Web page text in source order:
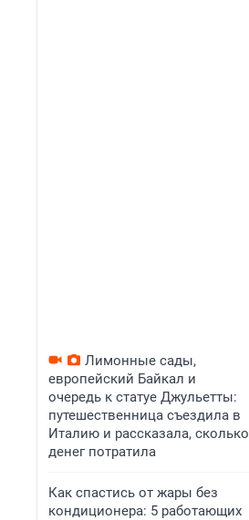
Лимонные сады,
европейский Байкал и
очередь к статуе Джульетты:
путешественница съездила в
Италию и рассказала, сколько
денег потратила
Как спастись от жары без
кондиционера: 5 работающих